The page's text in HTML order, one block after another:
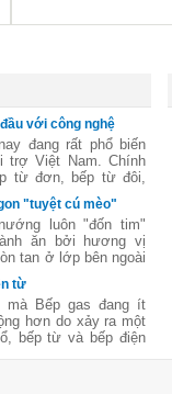
với công nghệ
đang rất phổ biến
trợ Việt Nam. Chính
từ đơn, bếp từ đôi,
không còn xa lạ. Tuy
"tuyệt cú mèo"
luôn "đốn tim"
ăn bởi hương vị
tan ở lớp bên ngoài
mềm, ngon ngọt và
chất dinh dưỡng
Sử dụng lò nướng
được nhiều món
mà không tốn quá
Không cần phải ra
từ
mà Bếp gas đang ít
hơn do xảy ra một
bếp từ và bếp điện